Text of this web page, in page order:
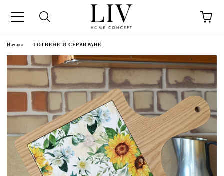
Начало ГОТВЕНЕ И СЕРВИРАНЕ